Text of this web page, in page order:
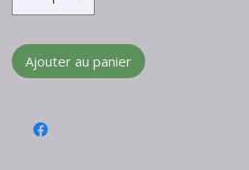
Ajouter au panier